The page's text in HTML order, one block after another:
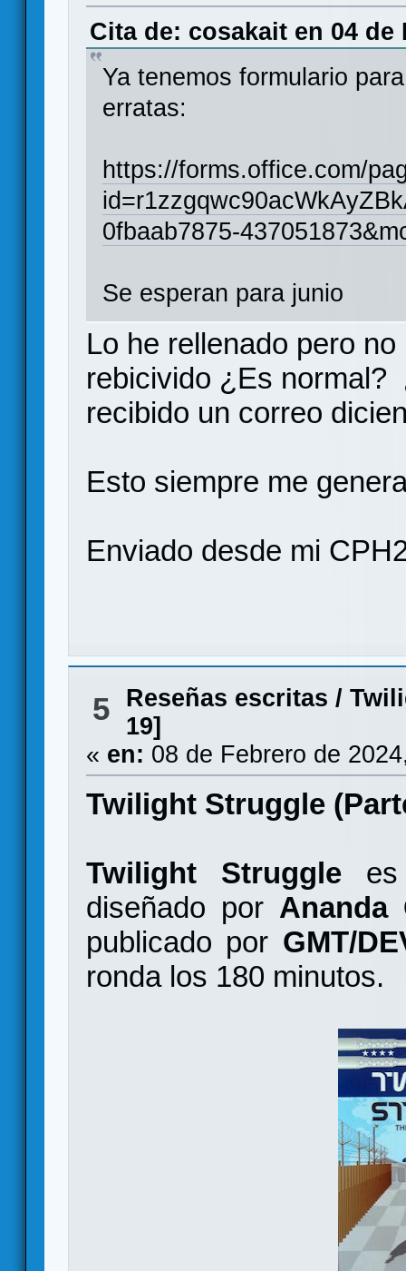
Cita de: cosakait en 04 de
Ya tenemos formulario
erratas:
https://forms.office.com/
0fbaab7875-
Se esperan para junio
Lo he rellenado pero
rebicivido ¿Es normal?
recibido un correo
Esto siempre me
Enviado desde mi
5 Reseñas escritas /
19]
« en: 08 de Febrero de
Twilight Struggle
Twilight Struggle es
diseñado por Ananda
publicado por GMT/
ronda los 180 minutos.